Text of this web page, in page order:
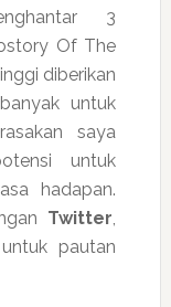
3
Of The
diberikan
untuk
saya
untuk
hadapan.
Twitter,
untuk pautan